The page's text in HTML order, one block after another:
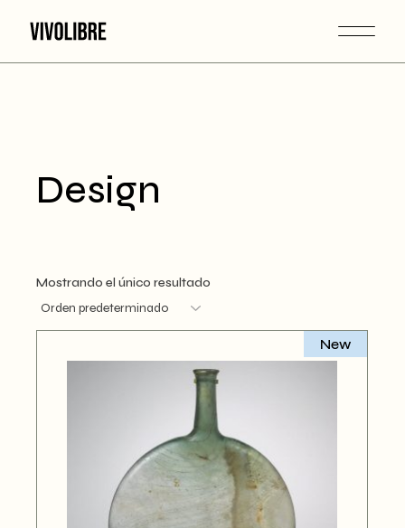
Design
Mostrando el único resultado
New